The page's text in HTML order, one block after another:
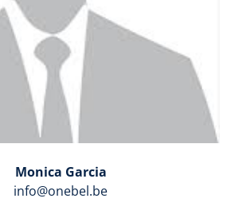
Monica Garcia
info@onebel.be